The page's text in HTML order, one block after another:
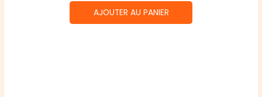
AJOUTER AU PANIER